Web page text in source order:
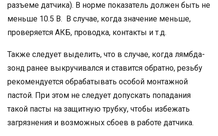
разъеме датчика). В норме показатель должен быть не
меньше 10.5 В. В случае, когда значение меньше,
проверяется АКБ, проводка, контакты и т.д.
Также следует выделить, что в случае, когда лямбда-
зонд ранее выкручивался и ставится обратно, резьбу
рекомендуется обрабатывать особой монтажной
пастой. При этом не следует допускать попадания
такой пасты на защитную трубку, чтобы избежать
загрязнения и возможных сбоев в работе датчика.